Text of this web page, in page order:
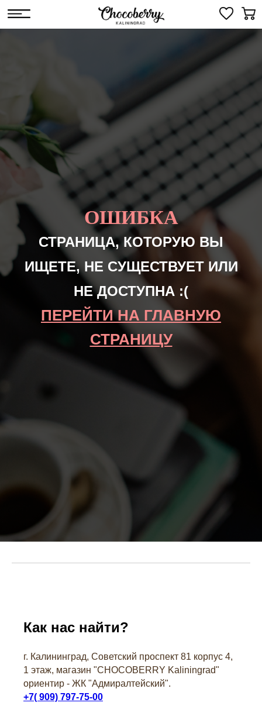
ОШИБКА
СТРАНИЦА, КОТОРУЮ ВЫ
ИЩЕТЕ, НЕ СУЩЕСТВУЕТ ИЛИ
НЕ ДОСТУПНА :(
ПЕРЕЙТИ НА ГЛАВНУЮ
СТРАНИЦУ
Как нас найти?
г. Калининград, Советский проспект 81 корпус 4,
1 этаж, магазин "СHOCOBERRY Kaliningrad"
ориентир - ЖК "Адмиралтейский".
+7( 909) 797-75-00